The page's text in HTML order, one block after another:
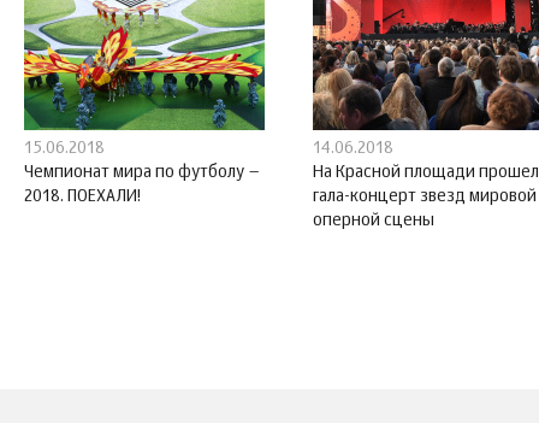
15.06.2018
Чемпионат мира по футболу –
2018. ПОЕХАЛИ!
14.06.2018
На Красной площади прошел
гала-концерт звезд мировой
оперной сцены